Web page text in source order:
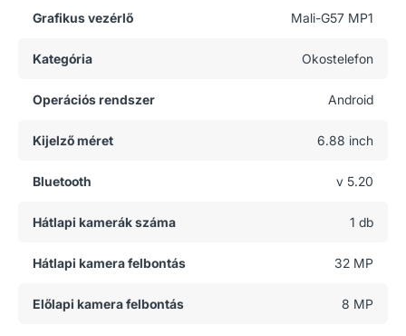
Grafikus vezérlő Mali-G57 MP1
Kategória Okostelefon
Operációs rendszer Android
Kijelző méret 6.88 inch
Bluetooth v 5.20
Hátlapi kamerák száma 1 db
Hátlapi kamera felbontás 32 MP
Előlapi kamera felbontás 8 MP